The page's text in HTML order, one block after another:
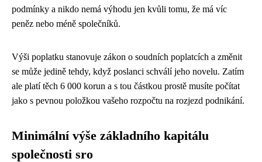
podmínky a nikdo nemá výhodu jen kvůli tomu, že má víc
peněz nebo méně společníků.
Výši poplatku stanovuje zákon o soudních poplatcích a změnit
se může jedině tehdy, když poslanci schválí jeho novelu. Zatím
ale platí těch 6 000 korun a s tou částkou prostě musíte počítat
jako s pevnou položkou vašeho rozpočtu na rozjezd podnikání.
Minimální výše základního kapitálu
společnosti sro